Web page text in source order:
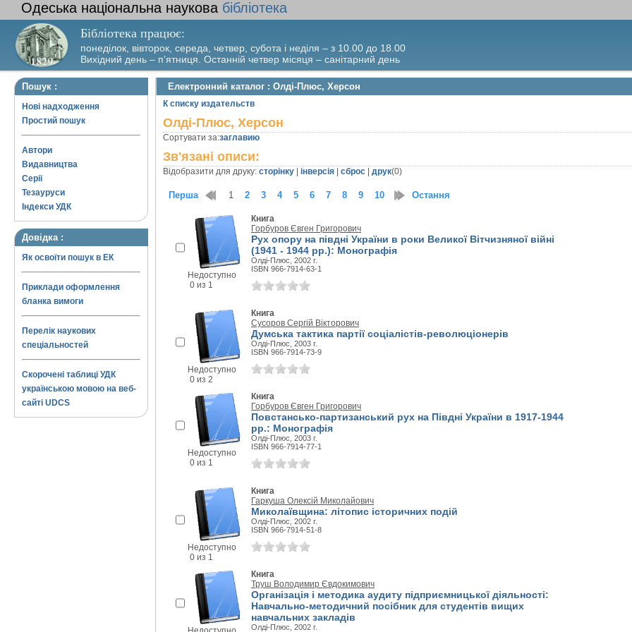
Одеська національна наукова бібліотека
Бібліотека працює:
понеділок, вівторок, середа, четвер, субота і неділя – з 10.00 до 18.00
Вихідний день – п’ятниця. Останній четвер місяця – санітарний день
Пошук :
Нові надходження
Простий пошук
Автори
Видавництва
Серії
Тезауруси
Індекси УДК
Довідка :
Як освоїти пошук в ЕК
Приклади оформлення
бланка вимоги
Перелік наукових
спеціальностей
Скорочені таблиці УДК
українською мовою на веб-
сайті UDCS
Електронний каталог : Олді-Плюс, Херсон
К списку издательств
Олді-Плюс, Херсон
Сортувати за:заглавию
Зв'язані описи:
Відобразити для друку: сторінку інверсія сброс друк(0)
Перша 1 2 3 4 5 6 7 8 9 10 11 12 13
Остання
Недоступно
0 из 1
Книга
Горбуров Євген Григорович
Рух опору на півдні України в роки Великої Вітчизняної війні
(1941 - 1944 рр.): Монографія
Олді-Плюс, 2002 г.
ISBN 966-7914-63-1
Недоступно
0 из 2
Книга
Сусоров Сергій Вікторович
Думська тактика партії соціалістів-революціонерів
Олді-Плюс, 2003 г.
ISBN 966-7914-73-9
Недоступно
0 из 1
Книга
Горбуров Євген Григорович
Повстансько-партизанський рух на Півдні України в 1917-1944
рр.: Монографія
Олді-Плюс, 2003 г.
ISBN 966-7914-77-1
Недоступно
0 из 1
Книга
Гаркуша Олексій Миколайович
Миколаївщина: літопис історичних подій
Олді-Плюс, 2002 г.
ISBN 966-7914-51-8
Книга
Труш Володимир Євдокимович
Організація і методика аудиту підприємницької діяльності:
Навчально-методичний посібник для студентів вищих
навчальних закладів
Олді-Плюс, 2002 г.